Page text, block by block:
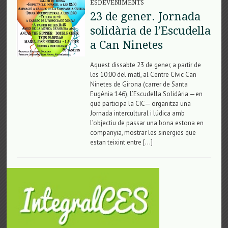
ESDEVENIMENTS
23 de gener. Jornada
solidària de l’Escudella
a Can Ninetes
Aquest dissabte 23 de gener, a partir de
les 10:00 del matí, al Centre Cívic Can
Ninetes de Girona (carrer de Santa
Eugènia 146), L’Escudella Solidària —en
què participa la CIC— organitza una
Jornada intercultural i lúdica amb
l’objectiu de passar una bona estona en
companyia, mostrar les sinergies que
estan teixint entre […]